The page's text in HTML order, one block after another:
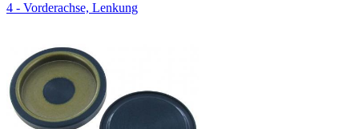
4 - Vorderachse, Lenkung